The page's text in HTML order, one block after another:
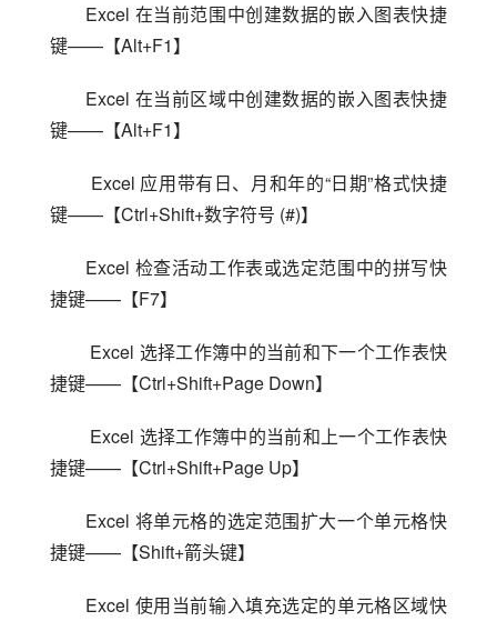
Excel 在当前范围中创建数据的嵌入图表快捷
键——【Alt+F1】
Excel 在当前区域中创建数据的嵌入图表快捷
键——【Alt+F1】
键——【Ctrl+Shift+数字符号 (#)】
Excel 检查活动工作表或选定范围中的拼写快
捷键——【F7】
捷键——【Ctrl+Shift+Page Down】
捷键——【Ctrl+Shift+Page Up】
Excel 将单元格的选定范围扩大一个单元格快
捷键——【Shift+箭头键】
Excel 使用当前输入填充选定的单元格区域快